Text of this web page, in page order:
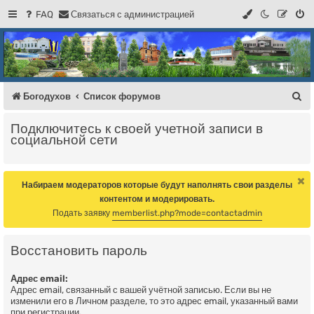
FAQ Связаться с администрацией
Регистрация
Форум Богодухова
Богодухов
Богодухов Список форумов
к
Подключитесь к своей учетной записи в
социальной сети
Набираем модераторов которые будут наполнять свои разделы
контентом и модерировать.
Подать заявку memberlist.php?mode=contactadmin
Восстановить пароль
Адрес email:
Адрес email, связанный с вашей учётной записью. Если вы не
изменили его в Личном разделе, то это адрес email, указанный вами